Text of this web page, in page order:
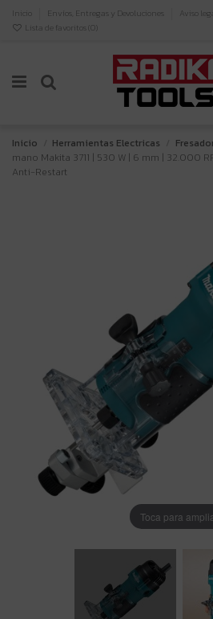
Inicio Envíos, Entregas y Devoluciones
Aviso
Lista de favoritos ( 0)
Inicio Herramientas Electricas
mano Makita 3711 | 530 W | 6 mm | 32.000
Anti-Restart
Toca para